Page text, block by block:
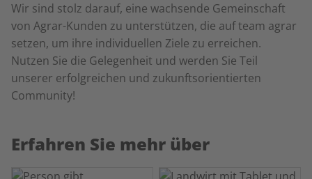
Wir sind stolz darauf, eine wachsende Gemeinschaft
von Agrar-Kunden zu unterstützen, die auf team agrar
setzen, um ihre individuellen Ziele zu erreichen.
Nutzen Sie die Gelegenheit und werden Sie Teil
unserer erfolgreichen und zukunftsorientierten
Community!
Erfahren Sie mehr über